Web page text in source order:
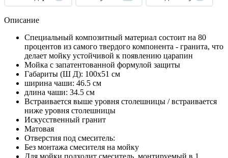
Описание
Специальный композитный материал состоит на 80
процентов из самого твердого компонента - гранита, что
делает мойку устойчивой к появлению царапин
Мойка с запатентованной формулой защиты
Габариты (Ш Д): 100x51 см
ширина чаши: 46.5 см
длина чаши: 34.5 см
Встраивается выше уровня столешницы / встраивается
ниже уровня столешницы
Искусственный гранит
Матовая
Отверстия под смеситель:
Без монтажа смесителя на мойку
Для мойки подходит смеситель, монтируемый в 1